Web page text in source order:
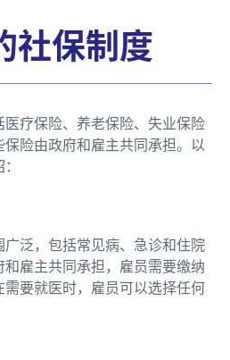
社保制度
疗保险、养老保险、失业保险
险由政府和雇主共同承担。以
泛，包括常见病、急诊和住院
雇主共同承担，雇员需要缴纳
要就医时，雇员可以选择任何